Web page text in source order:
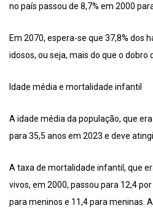
no país passou de 8,7% em 2000
Em 2070, espera-se que 37,8% dos
idosos, ou seja, mais do que o dobro
Idade média e mortalidade infantil
A idade média da população, que
para 35,5 anos em 2023 e deve
A taxa de mortalidade infantil, que
vivos, em 2000, passou para 12,4
para meninos e 11,4 para meninas.